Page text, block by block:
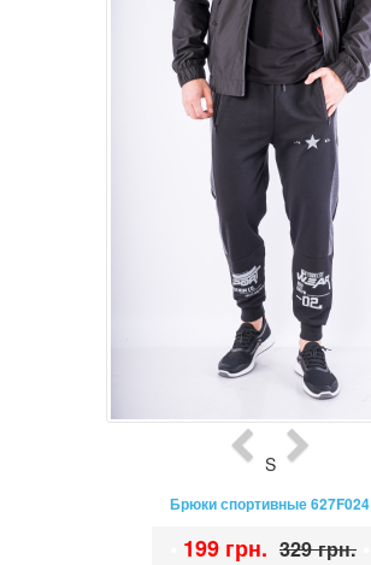
S
Брюки спортивные 627F024
199 грн. 329 грн.